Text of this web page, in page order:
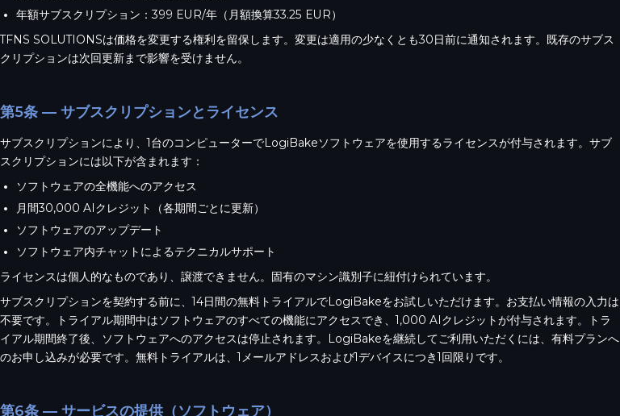
年額サブスクリプション：399 EUR/年（月額換算33.25 EUR）
TFNS SOLUTIONSは価格を変更する権利を留保します。変更は適用の少なくとも30日前に通知されます。既存のサブス
クリプションは次回更新まで影響を受けません。
第5条 — サブスクリプションとライセンス
サブスクリプションにより、1台のコンピューターでLogiBakeソフトウェアを使用するライセンスが付与されます。サブ
スクリプションには以下が含まれます：
ソフトウェアの全機能へのアクセス
月間30,000 AIクレジット（各期間ごとに更新）
ソフトウェアのアップデート
ソフトウェア内チャットによるテクニカルサポート
ライセンスは個人的なものであり、譲渡できません。固有のマシン識別子に紐付けられています。
サブスクリプションを契約する前に、14日間の無料トライアルでLogiBakeをお試しいただけます。お支払い情報の入力は
不要です。トライアル期間中はソフトウェアのすべての機能にアクセスでき、1,000 AIクレジットが付与されます。トラ
イアル期間終了後、ソフトウェアへのアクセスは停止されます。LogiBakeを継続してご利用いただくには、有料プランへ
のお申し込みが必要です。無料トライアルは、1メールアドレスおよび1デバイスにつき1回限りです。
第6条 — サービスの提供（ソフトウェア）